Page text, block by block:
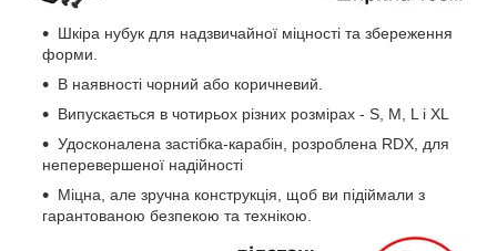
Шкіра нубук для надзвичайної міцності та збереження
форми.
В наявності чорний або коричневий.
Випускається в чотирьох різних розмірах - S, M, L і XL
Удосконалена застібка-карабін, розроблена RDX, для
неперевершеної надійності
Міцна, але зручна конструкція, щоб ви підіймали з
гарантованою безпекою та технікою.